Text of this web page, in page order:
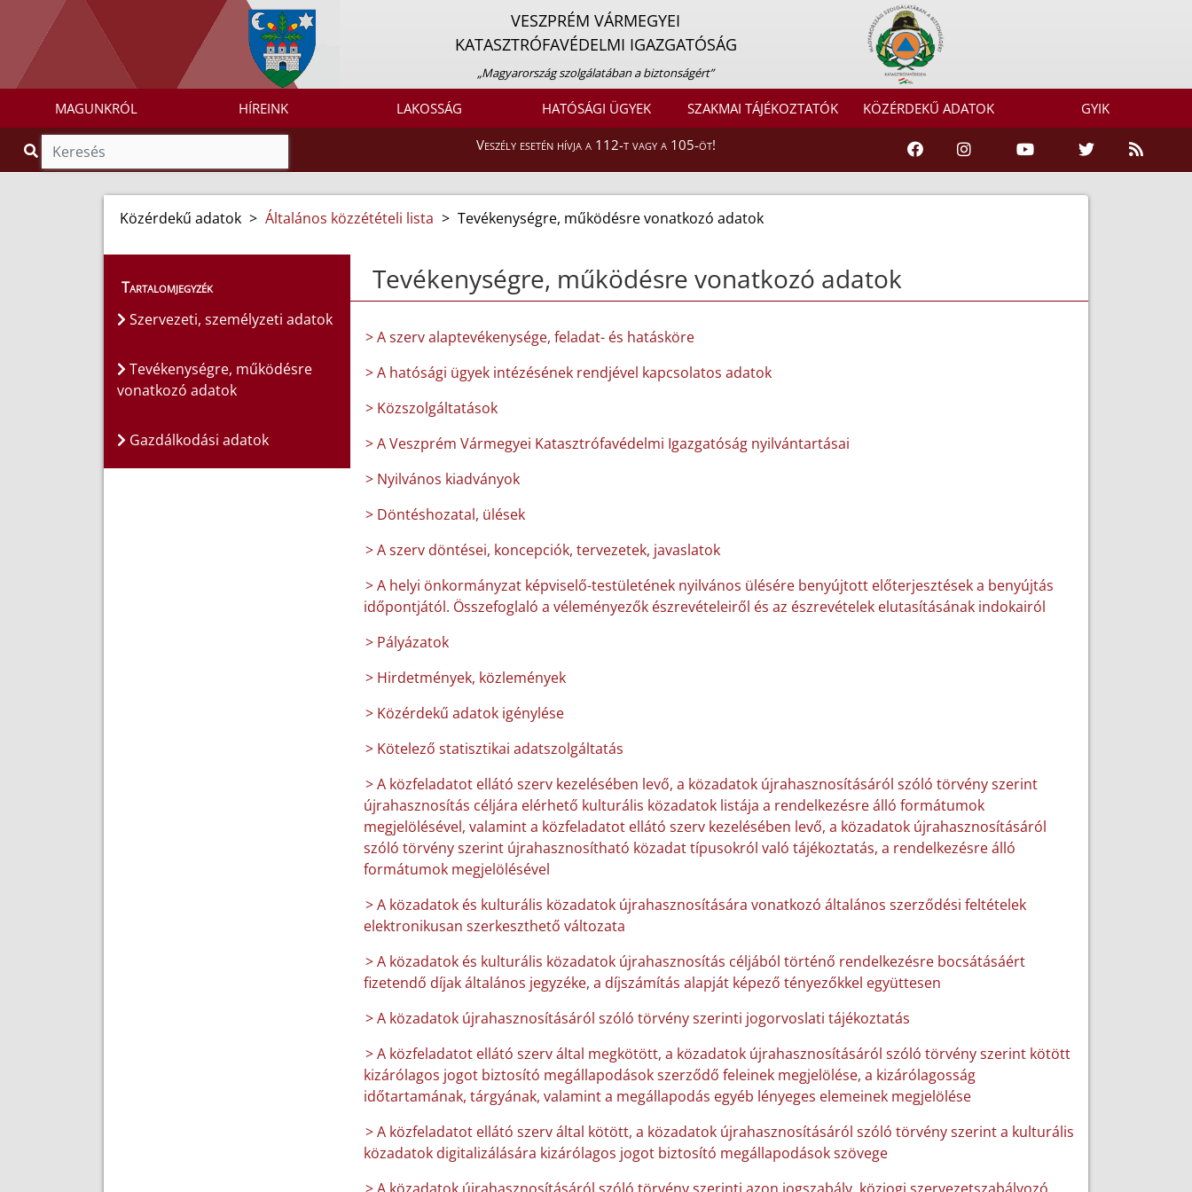
VESZPRÉM VÁRMEGYEI
KATASZTRÓFAVÉDELMI IGAZGATÓSÁG
„Magyarország szolgálatában a biztonságért”
MAGUNKRÓL HÍREINK LAKOSSÁG HATÓSÁGI ÜGYEK SZAKMAI TÁJÉKOZTATÓK KÖZÉRDEKŰ ADATOK GYIK
Veszély esetén hívja a 112-t vagy a 105-öt!
Közérdekű adatok > Általános közzétételi lista > Tevékenységre, működésre vonatkozó adatok
Tartalomjegyzék
Szervezeti, személyzeti adatok
Tevékenységre, működésre
vonatkozó adatok
Gazdálkodási adatok
Tevékenységre, működésre vonatkozó adatok
> A szerv alaptevékenysége, feladat- és hatásköre
> A hatósági ügyek intézésének rendjével kapcsolatos adatok
> Közszolgáltatások
> A Veszprém Vármegyei Katasztrófavédelmi Igazgatóság nyilvántartásai
> Nyilvános kiadványok
> Döntéshozatal, ülések
> A szerv döntései, koncepciók, tervezetek, javaslatok
> A helyi önkormányzat képviselő-testületének nyilvános ülésére benyújtott előterjesztések a benyújtás
időpontjától. Összefoglaló a véleményezők észrevételeiről és az észrevételek elutasításának indokairól
> Pályázatok
> Hirdetmények, közlemények
> Közérdekű adatok igénylése
> Kötelező statisztikai adatszolgáltatás
> A közfeladatot ellátó szerv kezelésében levő, a közadatok újrahasznosításáról szóló törvény szerint
újrahasznosítás céljára elérhető kulturális közadatok listája a rendelkezésre álló formátumok
megjelölésével, valamint a közfeladatot ellátó szerv kezelésében levő, a közadatok újrahasznosításáról
szóló törvény szerint újrahasznosítható közadat típusokról való tájékoztatás, a rendelkezésre álló
formátumok megjelölésével
> A közadatok és kulturális közadatok újrahasznosítására vonatkozó általános szerződési feltételek
elektronikusan szerkeszthető változata
> A közadatok és kulturális közadatok újrahasznosítás céljából történő rendelkezésre bocsátásáért
fizetendő díjak általános jegyzéke, a díjszámítás alapját képező tényezőkkel együttesen
> A közadatok újrahasznosításáról szóló törvény szerinti jogorvoslati tájékoztatás
> A közfeladatot ellátó szerv által megkötött, a közadatok újrahasznosításáról szóló törvény szerint kötött
kizárólagos jogot biztosító megállapodások szerződő feleinek megjelölése, a kizárólagosság
időtartamának, tárgyának, valamint a megállapodás egyéb lényeges elemeinek megjelölése
> A közfeladatot ellátó szerv által kötött, a közadatok újrahasznosításáról szóló törvény szerint a kulturális
közadatok digitalizálására kizárólagos jogot biztosító megállapodások szövege